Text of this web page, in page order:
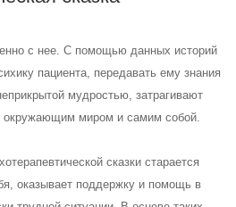
с нее. С помощью данных историй
пациента, передавать ему знания
мудростью, затрагивают
окружающим миром и самим собой.
сказки старается
оказывает поддержку и помощь в